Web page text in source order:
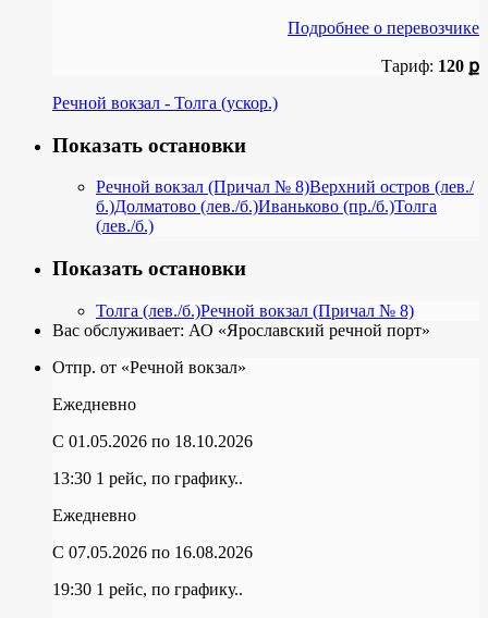
Подробнее о перевозчике
Тариф: 120 ք
Речной вокзал - Толга (ускор.)
Показать остановки
Речной вокзал (Причал № 8)Верхний остров (лев./
б.)Долматово (лев./б.)Иваньково (пр./б.)Толга
(лев./б.)
Показать остановки
Толга (лев./б.)Речной вокзал (Причал № 8)
Вас обслуживает: АО «Ярославский речной порт»
Отпр. от «Речной вокзал»
Ежедневно
C 01.05.2026 по 18.10.2026
13:30 1 рейс, по графику..
Ежедневно
C 07.05.2026 по 16.08.2026
19:30 1 рейс, по графику..